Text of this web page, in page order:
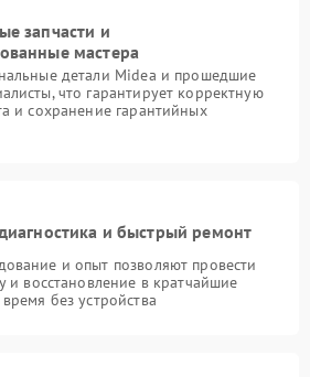
запчасти и
мастера
детали Midea и прошедшие
что гарантирует корректную
и сохранение гарантийных
и быстрый ремонт
и опыт позволяют провести
и восстановление в кратчайшие
без устройства